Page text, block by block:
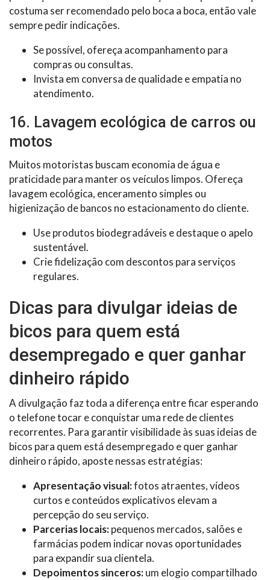
costuma ser recomendado pelo boca a boca, então vale
sempre pedir indicações.
Se possível, ofereça acompanhamento para
compras ou consultas.
Invista em conversa de qualidade e empatia no
atendimento.
16. Lavagem ecológica de carros ou
motos
Muitos motoristas buscam economia de água e
praticidade para manter os veículos limpos. Ofereça
lavagem ecológica, enceramento simples ou
higienização de bancos no estacionamento do cliente.
Use produtos biodegradáveis e destaque o apelo
sustentável.
Crie fidelização com descontos para serviços
regulares.
Dicas para divulgar ideias de
bicos para quem está
desempregado e quer ganhar
dinheiro rápido
A divulgação faz toda a diferença entre ficar esperando
o telefone tocar e conquistar uma rede de clientes
recorrentes. Para garantir visibilidade às suas ideias de
bicos para quem está desempregado e quer ganhar
dinheiro rápido, aposte nessas estratégias:
Apresentação visual:fotos atraentes, vídeos
curtos e conteúdos explicativos elevam a
percepção do seu serviço.
Parcerias locais:pequenos mercados, salões e
farmácias podem indicar novas oportunidades
para expandir sua clientela.
Depoimentos sinceros:um elogio compartilhado